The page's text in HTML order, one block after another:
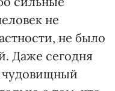
не
не было
Даже сегодня
чудовищный